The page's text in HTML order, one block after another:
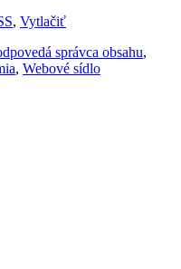
, Vytlačiť
správca obsahu,
, Webové sídlo